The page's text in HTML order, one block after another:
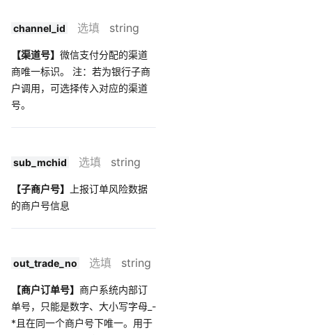
channel_id 选填 string
【渠道号】 微信支付分配的渠道
商唯一标识。 注：若为银行子商
户调用，可选择传入对应的渠道
号。
sub_mchid 选填 string
【子商户号】
上报订单风险数据
的商户号信息
out_trade_no 选填 string
【商户订单号】 商户系统内部订
单号，只能是数字、大小写字母_-
*且在同一个商户号下唯一。用于